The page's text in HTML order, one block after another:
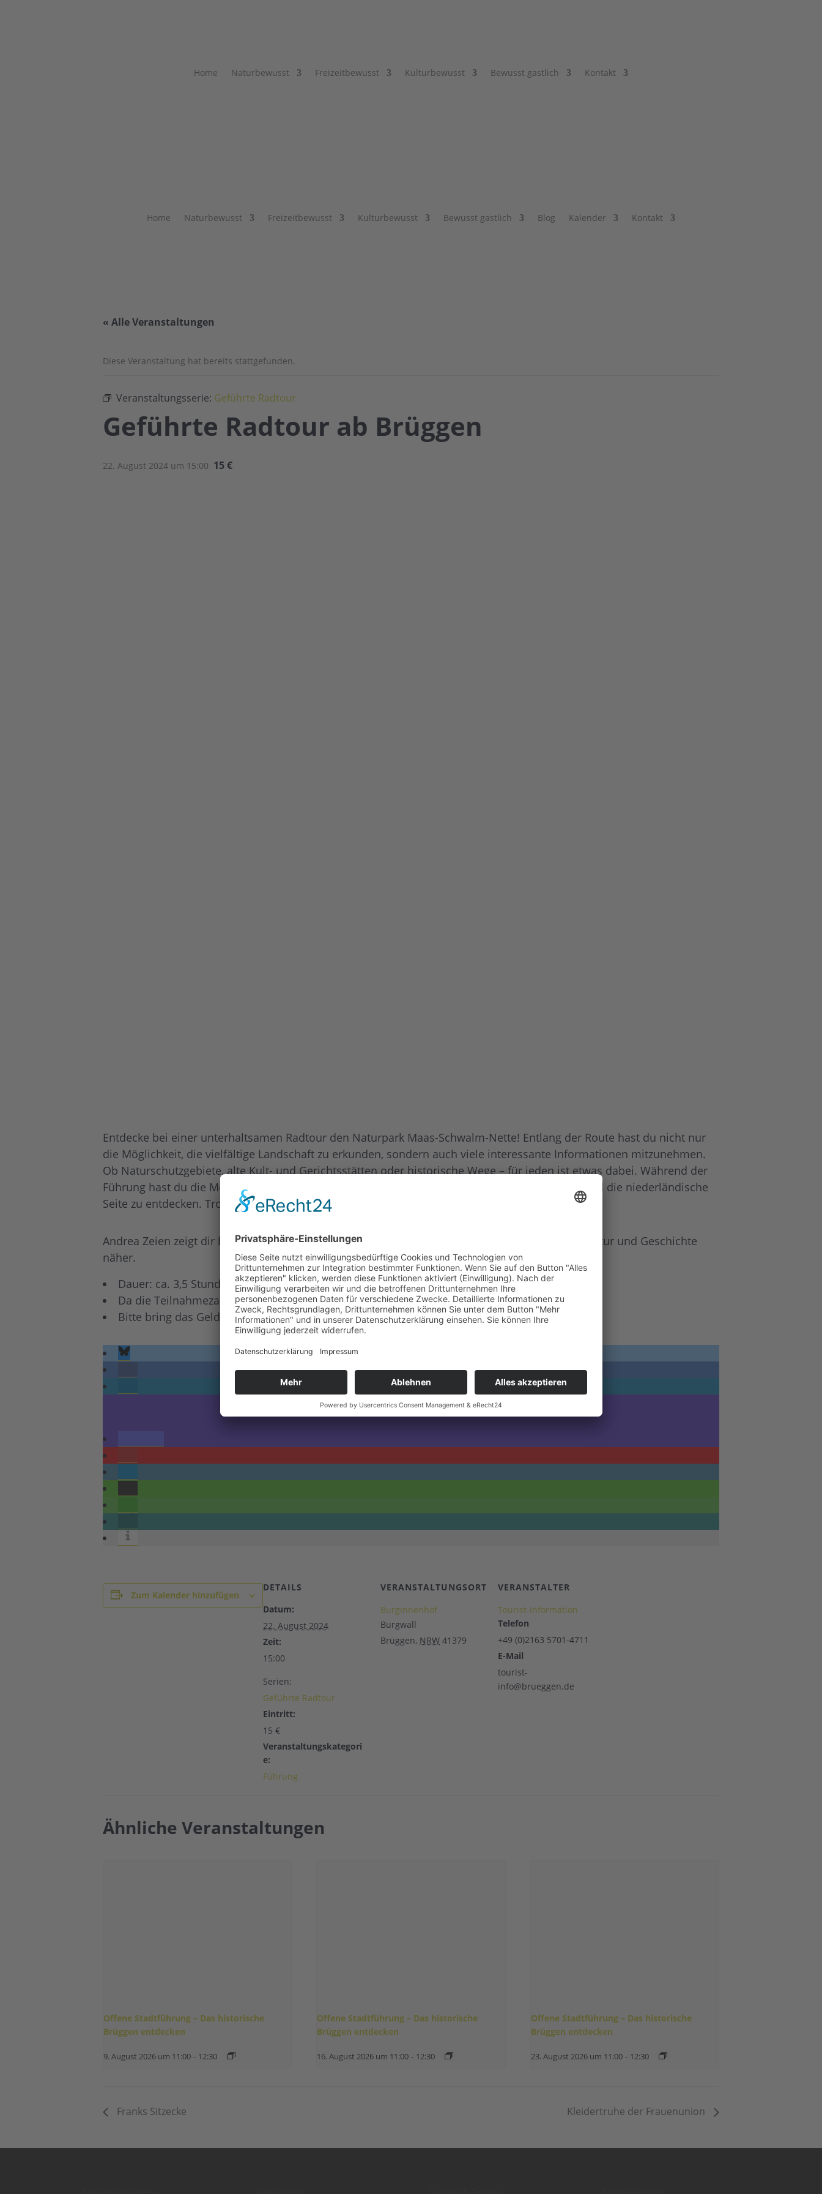
Home Naturbewusst Freizeitbewusst Kulturbewusst Bewusst gastlich Kontakt
Home Naturbewusst Freizeitbewusst Kulturbewusst Bewusst gastlich Blog Kalender Kontakt
« Alle Veranstaltungen
Diese Veranstaltung hat bereits stattgefunden.
Veranstaltungsserie: Geführte Radtour
Geführte Radtour ab Brüggen
22. August 2024 um 15:00 15 €
Entdecke bei einer unterhaltsamen Radtour den Naturpark Maas-Schwalm-Nette! Entlang der Route hast du nicht nur
die Möglichkeit, die vielfältige Landschaft zu erkunden, sondern auch viele interessante Informationen mitzunehmen.
Ob Naturschutzgebiete, alte Kult- und Gerichtsstätten oder historische Wege – für jeden ist etwas dabei. Während der
Führung hast du die Möglichkeit, nicht nur die deutsche Seite, sondern auch grenzüberschreitend die niederländische
Seite zu entdecken. Trotz Grenznähe sieht man nämlich die Unterschiede sofort!
Andrea Zeien zeigt dir bei dieser liebevoll erstellten Führung ihre Heimat und bringt dir dabei Natur und Geschichte
näher.
Dauer: ca. 3,5 Stunden
Da die Teilnahmezahl begrenzt ist, wird um Voranmeldung gebeten
Bitte bring das Geld passend am Tag der Veranstaltung mit
Zum Kalender hinzufügen
DETAILS
Datum:
22. August 2024
Zeit:
15:00
Serien:
Geführte Radtour
Eintritt:
15 €
Veranstaltungskategori
e:
Führung
VERANSTALTUNGSORT
Burginnenhof
Burgwall
Brüggen, NRW 41379
VERANSTALTER
Tourist-Information
Telefon
+49 (0)2163 5701-4711
E-Mail
tourist-
info@brueggen.de
Ähnliche Veranstaltungen
Offene Stadtführung – Das historische
Brüggen entdecken
9. August 2026 um 11:00 - 12:30
Offene Stadtführung – Das historische
Brüggen entdecken
16. August 2026 um 11:00 - 12:30
Offene Stadtführung – Das historische
Brüggen entdecken
23. August 2026 um 11:00 - 12:30
Franks Sitzecke Kleidertruhe der Frauenunion